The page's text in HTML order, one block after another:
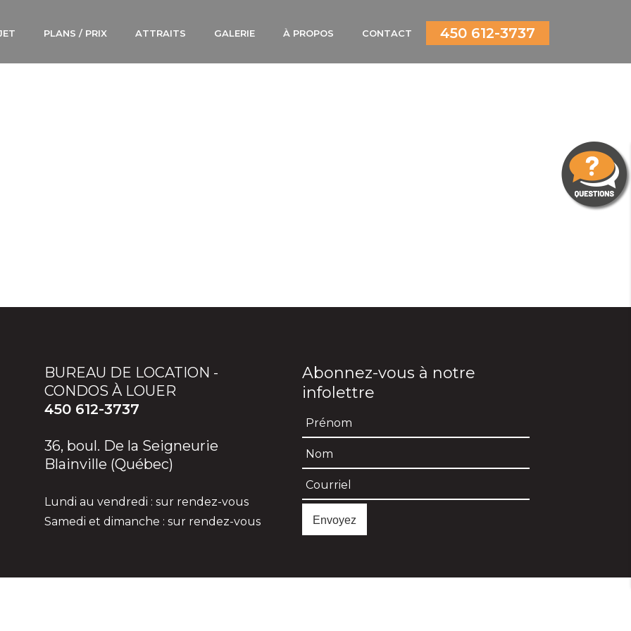
PLANS / PRIX ATTRAITS GALERIE À PROPOS CONTACT 450 612-3737
BUREAU DE LOCATION -
CONDOS À LOUER
450 612-3737
36, boul. De la Seigneurie
Blainville (Québec)
Lundi au vendredi : sur rendez-vous
Samedi et dimanche : sur rendez-vous
Abonnez-vous à notre
infolettre